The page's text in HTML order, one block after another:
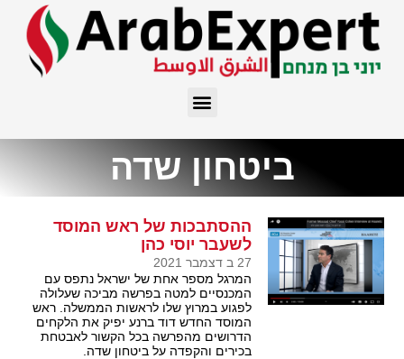
ביטחון שדה
ההסתבכות של ראש המוסד
לשעבר יוסי כהן
27 ב דצמבר 2021
המרגל מספר אחת של ישראל נתפס עם
המכנסיים למטה בפרשה מביכה שעלולה
לפגוע במרוץ שלו לראשות הממשלה. ראש
המוסד החדש דוד ברנע יפיק את הלקחים
הדרושים מהפרשה בכל הקשור לאבטחת
בכירים והקפדה על ביטחון שדה.